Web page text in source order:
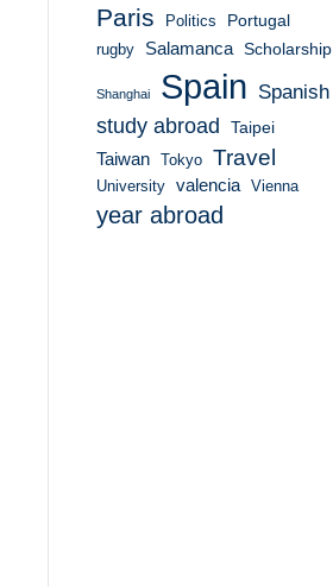
Paris Politics Portugal
rugby Salamanca Scholarship
Shanghai Spain Spanish
study abroad
Taipei
Taiwan Tokyo Travel
University valencia Vienna
year abroad